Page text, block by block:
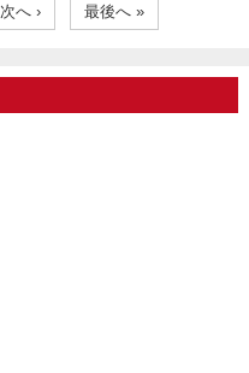
次へ › 最後へ »